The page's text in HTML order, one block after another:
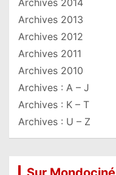
Archives 2013
Archives 2012
Archives 2011
Archives 2010
Archives : A – J
Archives : K – T
Archives : U – Z